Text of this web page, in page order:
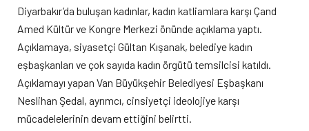
Diyarbakır’da buluşan kadınlar, kadın katliamlara karşı Çand
Amed Kültür ve Kongre Merkezi önünde açıklama yaptı.
Açıklamaya, siyasetçi Gültan Kışanak, belediye kadın
eşbaşkanları ve çok sayıda kadın örgütü temsilcisi katıldı.
Açıklamayı yapan Van Büyükşehir Belediyesi Eşbaşkanı
Neslihan Şedal, ayrımcı, cinsiyetçi ideolojiye karşı
mücadelelerinin devam ettiğini belirtti.